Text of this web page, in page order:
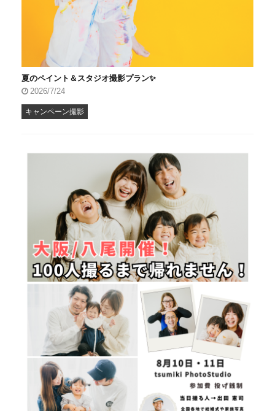
夏のペイント＆スタジオ撮影プラン✨
2026/7/24
キャンペーン撮影